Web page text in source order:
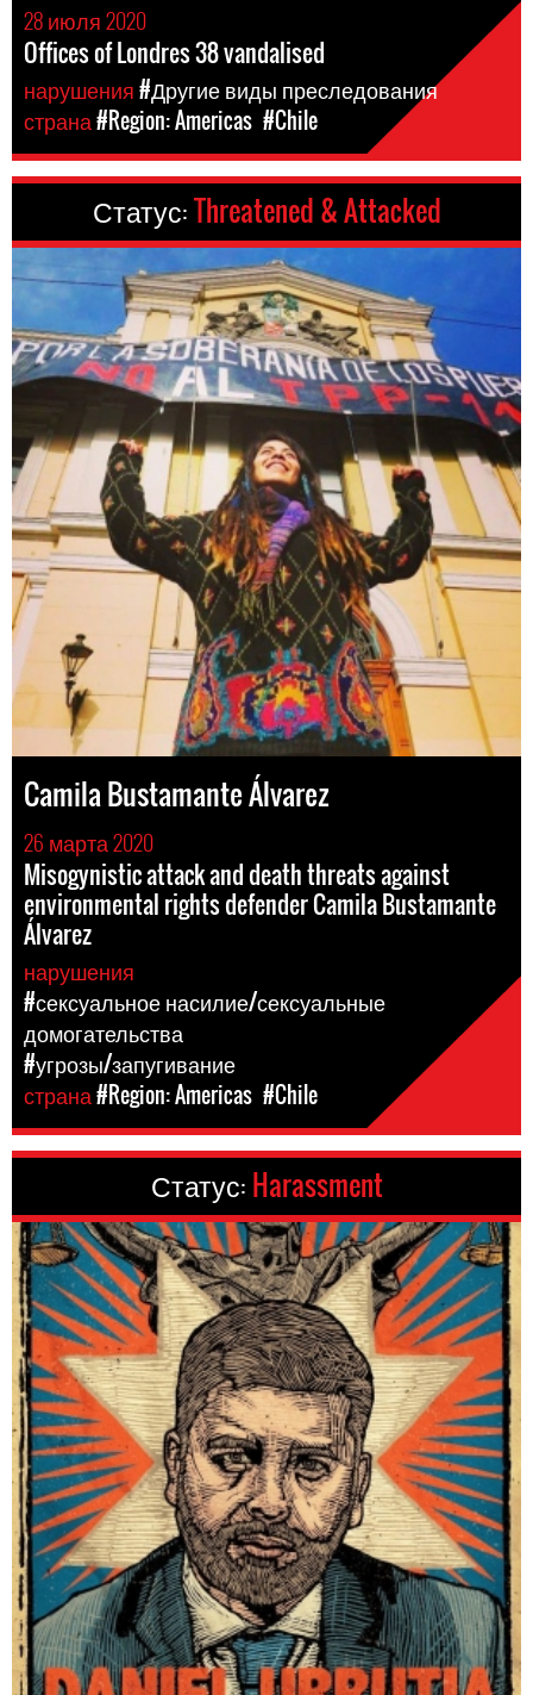
28 июля 2020
Offices of Londres 38 vandalised
нарушения#Другие виды преследования
страна#Region: Americas #Chile
Статус:Threatened & Attacked
Camila Bustamante Álvarez
26 марта 2020
Misogynistic attack and death threats against
environmental rights defender Camila Bustamante
Álvarez
нарушения
#сексуальное насилие/сексуальные
домогательства
#угрозы/запугивание
страна#Region: Americas #Chile
Статус: Harassment